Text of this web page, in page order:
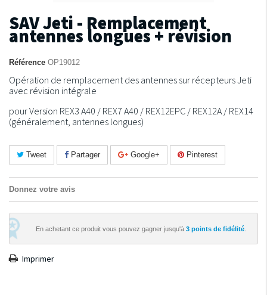
SAV Jeti - Remplacement
antennes longues + révision
Référence OP19012
Opération de remplacement des antennes sur récepteurs Jeti
avec révision intégrale
pour Version REX3 A40 / REX7 A40 / REX12EPC / REX12A / REX14
(généralement, antennes longues)
Tweet Partager Google+ Pinterest
Donnez votre avis
En achetant ce produit vous pouvez gagner jusqu'à 3 points de fidélité
Imprimer